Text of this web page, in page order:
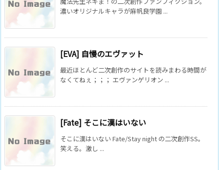
濃いオリジナルキャラが麻帆良学園 ...
[EVA] 自慢のエヴァット
最近ほとんど二次創作のサイトを読みまわる時間が
なくてねぇ；；； エヴァンゲリオン ...
[Fate] そこに漢はいない
そこに漢はいない Fate/Stay night の二次創作SS。
笑える。激し ...